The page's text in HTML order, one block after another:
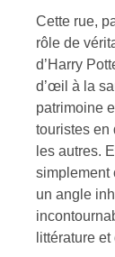
Cette rue,
rôle de
d’Harry
d’œil à la
patrimoine
touristes en
les autres.
simplement
un angle
littérature